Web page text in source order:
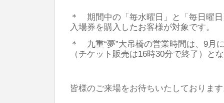
＊ 期間中の「毎水曜日」と「毎日曜日
入場券を購入したお客様が対象です。
＊ 九重“夢”大吊橋の営業時間は、9月
（チケット販売は16時30分で終了）と
皆様のご来場をお待ちいたしておりま